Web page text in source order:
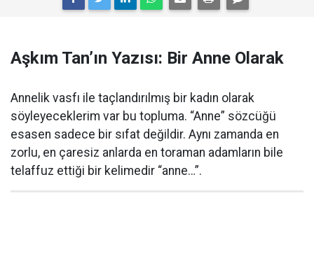
Aşkım Tan’ın Yazısı: Bir Anne Olarak
Annelik vasfı ile taçlandırılmış bir kadın olarak
söyleyeceklerim var bu topluma. “Anne” sözcüğü
esasen sadece bir sıfat değildir. Aynı zamanda en
zorlu, en çaresiz anlarda en toraman adamların bile
telaffuz ettiği bir kelimedir “anne…”.